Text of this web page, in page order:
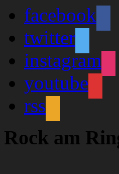
facebook
twitter
instagram
youtube
rss
Rock am